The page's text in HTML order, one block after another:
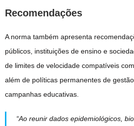
Recomendações
A norma também apresenta
públicos, instituições de ensino e
de limites de velocidade compatíveis
além de políticas permanentes de
campanhas educativas.
“Ao reunir dados epidemiológicos,